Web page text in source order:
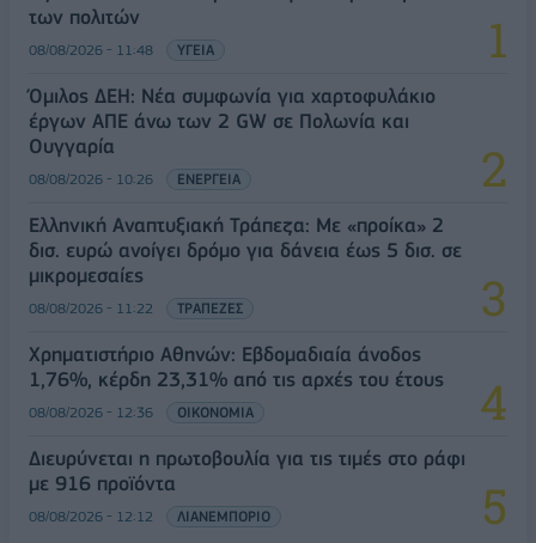
των πολιτών
08/08/2026 - 11:48 ΥΓΕΙΑ
Όμιλος ΔΕΗ: Νέα συμφωνία για χαρτοφυλάκιο
έργων ΑΠΕ άνω των 2 GW σε Πολωνία και
Ουγγαρία
08/08/2026 - 10:26 ΕΝΕΡΓΕΙΑ
Ελληνική Αναπτυξιακή Τράπεζα: Με «προίκα» 2
δισ. ευρώ ανοίγει δρόμο για δάνεια έως 5 δισ. σε
μικρομεσαίες
08/08/2026 - 11:22 ΤΡΑΠΕΖΕΣ
Χρηματιστήριο Αθηνών: Εβδομαδιαία άνοδος
1,76%, κέρδη 23,31% από τις αρχές του έτους
08/08/2026 - 12:36 ΟΙΚΟΝΟΜΙΑ
Διευρύνεται η πρωτοβουλία για τις τιμές στο ράφι
με 916 προϊόντα
08/08/2026 - 12:12 ΛΙΑΝΕΜΠΟΡΙΟ